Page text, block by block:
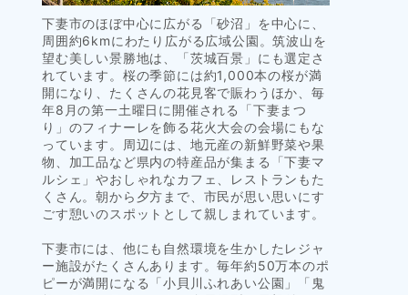
下妻市のほぼ中心に広がる「砂沼」を中心に、
周囲約6kmにわたり広がる広域公園。筑波山を
望む美しい景勝地は、「茨城百景」にも選定さ
れています。桜の季節には約1,000本の桜が満
開になり、たくさんの花見客で賑わうほか、毎
年8月の第一土曜日に開催される「下妻まつ
り」のフィナーレを飾る花火大会の会場にもな
っています。周辺には、地元産の新鮮野菜や果
物、加工品など県内の特産品が集まる「下妻マ
ルシェ」やおしゃれなカフェ、レストランもた
くさん。朝から夕方まで、市民が思い思いにす
ごす憩いのスポットとして親しまれています。
下妻市には、他にも自然環境を生かしたレジャ
ー施設がたくさんあります。毎年約50万本のポ
ピーが満開になる「小貝川ふれあい公園」「鬼